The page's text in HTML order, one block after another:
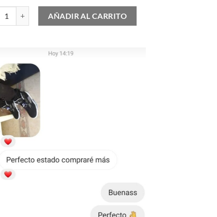
Max 95 Greedy 3.0 cantidad
AÑADIR AL CARRITO